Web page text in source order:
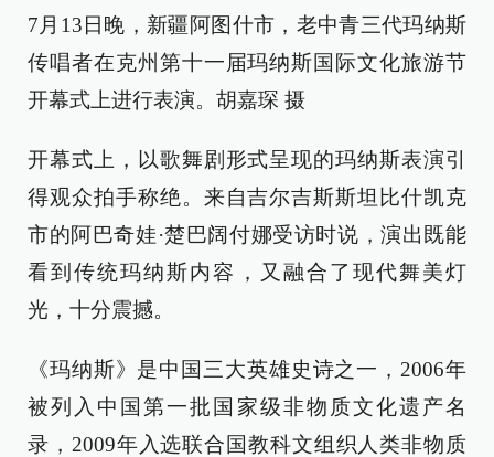
7月13日晚，新疆阿图什市，老中青三代玛纳斯
传唱者在克州第十一届玛纳斯国际文化旅游节
开幕式上进行表演。胡嘉琛 摄
开幕式上，以歌舞剧形式呈现的玛纳斯表演引
得观众拍手称绝。来自吉尔吉斯斯坦比什凯克
市的阿巴奇娃·楚巴阔付娜受访时说，演出既能
看到传统玛纳斯内容，又融合了现代舞美灯
光，十分震撼。
《玛纳斯》是中国三大英雄史诗之一，2006年
被列入中国第一批国家级非物质文化遗产名
录，2009年入选联合国教科文组织人类非物质